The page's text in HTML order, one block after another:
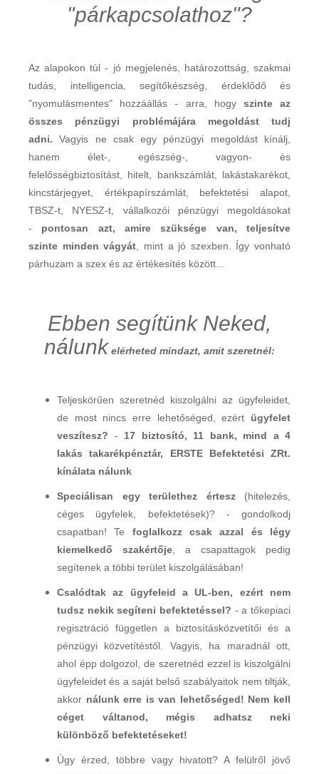
"párkapcsolathoz"?
Az alapokon túl - jó megjelenés, határozottság, szakmai
tudás, intelligencia, segítőkészség, érdeklődő és
"nyomulásmentes" hozzáállás - arra, hogy szinte az
összes pénzügyi problémájára megoldást tudj
adni. Vagyis ne csak egy pénzügyi megoldást kínálj,
hanem élet-, egészség-, vagyon- és
felelősségbiztosítást, hitelt, bankszámlát, lakástakarékot,
kincstárjegyet, értékpapírszámlát, befektetési alapot,
TBSZ-t, NYESZ-t, vállalkozói pénzügyi megoldásokat
- pontosan azt, amire szüksége van, teljesítve
szinte minden vágyát , mint a jó szexben. Így vonható
párhuzam a szex és az értékesítés között...
Ebben segítünk Neked,
nálunk elérheted mindazt, amit szeretnél:
Teljeskörűen szeretnéd kiszolgálni az ügyfeleidet,
de most nincs erre lehetőséged, ezért ügyfelet
veszítesz? - 17 biztosító, 11 bank, mind a 4
lakás takarékpénztár, ERSTE Befektetési ZRt.
kínálata nálunk
Speciálisan egy területhez értesz (hitelezés,
céges ügyfelek, befektetések)? - gondolkodj
csapatban! Te foglalkozz csak azzal
és légy
kiemelkedő szakértője , a csapattagok pedig
segítenek a többi terület kiszolgálásában!
Csalódtak az ügyfeleid a UL-ben, ezért nem
tudsz nekik segíteni befektetéssel? - a tőkepiaci
regisztráció független a biztosításközvetítői és a
pénzügyi közvetítéstől. Vagyis, ha maradnál ott,
ahol épp dolgozol, de szeretnéd ezzel is kiszolgálni
ügyfeleidet és a saját belső szabályaitok nem tiltják,
akkor nálunk erre is van lehetőséged! Nem kell
céget váltanod, mégis adhatsz neki
különböző befektetéseket!
Úgy érzed, többre vagy hivatott? A felülről jövő